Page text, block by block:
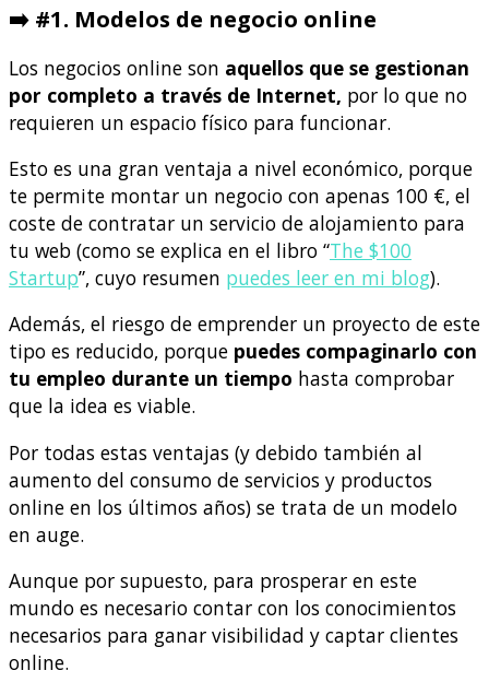
➡️ #1. Modelos de negocio online
Los negocios online son aquellos que se gestionan
por completo a través de Internet, por lo que no
requieren un espacio físico para funcionar.
Esto es una gran ventaja a nivel económico, porque
te permite montar un negocio con apenas 100 €, el
coste de contratar un servicio de alojamiento para
tu web (como se explica en el libro “The $100
Startup”, cuyo resumen puedes leer en mi blog).
Además, el riesgo de emprender un proyecto de este
tipo es reducido, porque puedes compaginarlo con
tu empleo durante un tiempo hasta comprobar
que la idea es viable.
Por todas estas ventajas (y debido también al
aumento del consumo de servicios y productos
online en los últimos años) se trata de un modelo
en auge.
Aunque por supuesto, para prosperar en este
mundo es necesario contar con los conocimientos
necesarios para ganar visibilidad y captar clientes
online.